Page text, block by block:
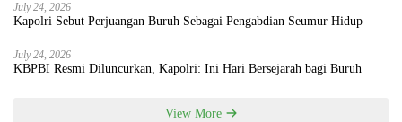
July 24, 2026
Kapolri Sebut Perjuangan Buruh Sebagai Pengabdian Seumur Hidup
July 24, 2026
KBPBI Resmi Diluncurkan, Kapolri: Ini Hari Bersejarah bagi Buruh
View More